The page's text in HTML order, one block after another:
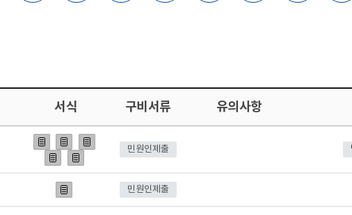
서식 구비서류 유의사항
민원인제출
민원인제출